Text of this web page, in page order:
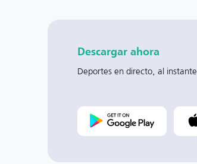
Descargar ahora
Deportes en directo, al instante